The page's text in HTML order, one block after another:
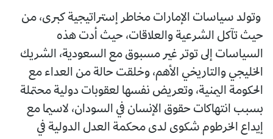
وتولد سياسات الإمارات مخاطر إستراتيجية كبرى، من
حيث تآكل الشرعية والعلاقات، حيث أدت هذه
السياسات إلى توتر غير مسبوق مع السعودية، الشريك
الخليجي والتاريخي الأهم، وخلقت حالة من العداء مع
الحكومة اليمنية، وتعريض نفسها لعقوبات دولية محتملة
بسبب انتهاكات حقوق الإنسان في السودان، لاسيما مع
إيداع الخرطوم شكوى لدى محكمة العدل الدولية في